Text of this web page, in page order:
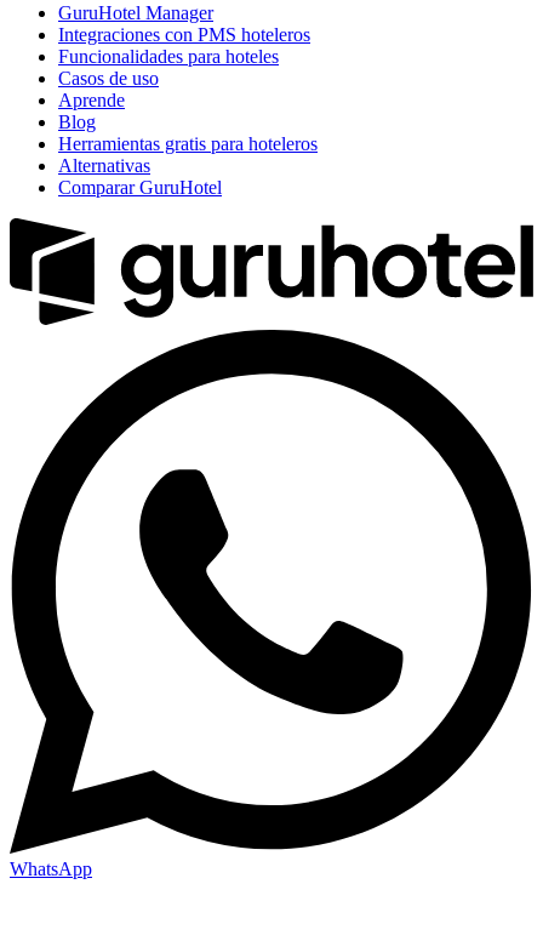
GuruHotel Manager
Integraciones con PMS hoteleros
Funcionalidades para hoteles
Casos de uso
Aprende
Blog
Herramientas gratis para hoteleros
Alternativas
Comparar GuruHotel
WhatsApp